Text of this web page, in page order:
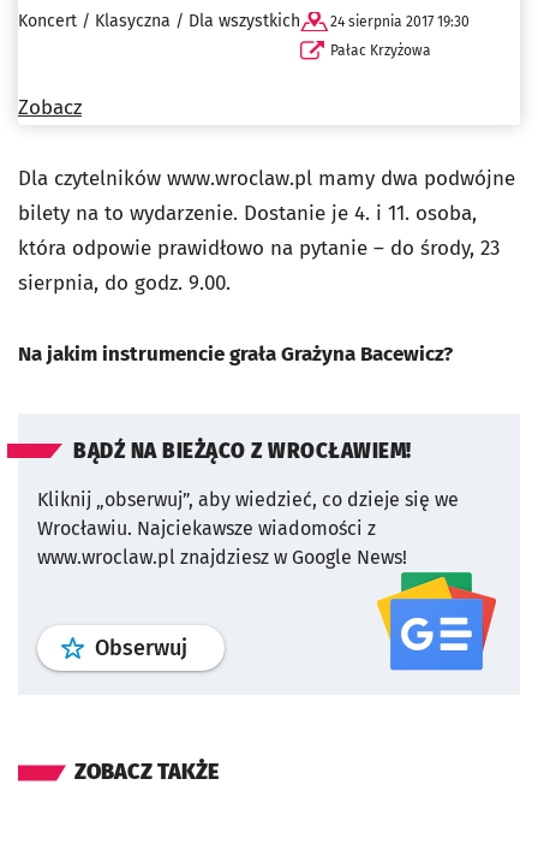
Koncert / Klasyczna / Dla wszystkich
24 sierpnia 2017 19:30
Pałac Krzyżowa
Zobacz
Dla czytelników www.wroclaw.pl mamy dwa podwójne
bilety na to wydarzenie. Dostanie je 4. i 11. osoba,
która odpowie prawidłowo na pytanie – do środy, 23
sierpnia, do godz. 9.00.
Na jakim instrumencie grała Grażyna Bacewicz?
BĄDŹ NA BIEŻĄCO Z WROCŁAWIEM!
Kliknij „obserwuj”, aby wiedzieć, co dzieje się we
Wrocławiu. Najciekawsze wiadomości z
www.wroclaw.pl znajdziesz w Google News!
Obserwuj profil serwisu
ZOBACZ TAKŻE